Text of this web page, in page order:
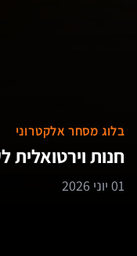
בלוג מסחר אלקטרוני
חנות
01 יוני 2026